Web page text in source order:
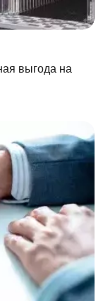
выгода на